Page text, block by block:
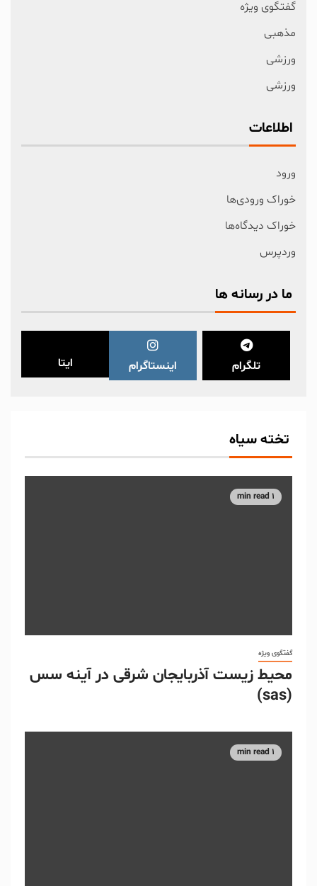
گفتگوی ویژه
مذهبی
ورزشی
ورزشی
اطلاعات
ورود
خوراک ورودی‌ها
خوراک دیدگاه‌ها
وردپرس
ما در رسانه ها
تلگرام اینستاگرام ایتا
تخته سیاه
1 min read
گفتگوی ویژه
محیط زیست آذربایجان شرقی در آینه سس
(sas)
1 min read